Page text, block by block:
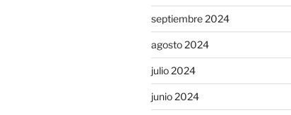
septiembre 2024
agosto 2024
julio 2024
junio 2024